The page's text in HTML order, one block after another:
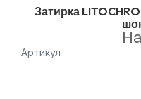
Затирка
Артикул